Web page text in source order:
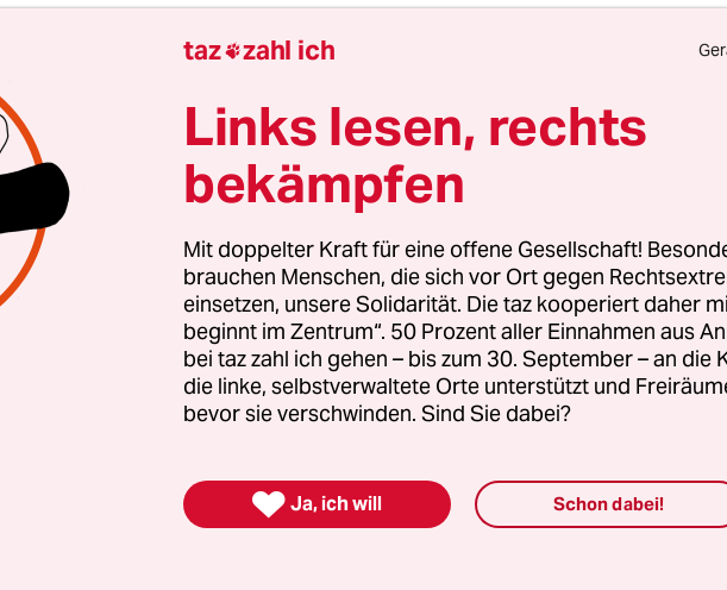
passiert es, auch in Berlin: Ein Lkw-Fahrer übersieht den
Menschen direkt neben sich und erfasst ihn beim
Die meisten dieser Unfälle enden tödlich, aber sie
Denn auch wenn das Problem des toten Winkels
nur bedingt lösbar ist, gibt es inzwischen
Abhilfe in Form von Abbiegeassistenten, die Lkw-
vor Personen im Gefahrenbereich warnen. Was fehlt, ist
diese nicht ganz billigen Sensoren einzubauen. Dazu
EU-Richtlinie, die nach Stand der Dinge frühestens
wird – und auch nur für Neufahrzeuge.
bis vor Kurzem die herrschende Auffassung. In der
der Hochschule Darmstadt. Die
Institutionenanalyse (sofia)“ kommt darin
taz zahl ich
Links lesen, rechts
bekämpfen
Mit doppelter Kraft für eine offene Gesellschaft!
brauchen Menschen, die sich vor Ort gegen
einsetzen, unsere Solidarität. Die taz kooperiert daher
beginnt im Zentrum“. 50 Prozent aller Einnahmen aus
bei taz zahl ich gehen – bis zum 30. September – an die
die linke, selbstverwaltete Orte unterstützt und
bevor sie verschwinden. Sind Sie dabei?
 Ja, ich will Schon dabei!